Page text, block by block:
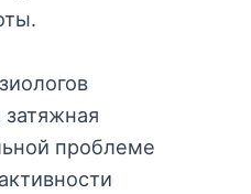
проблеме